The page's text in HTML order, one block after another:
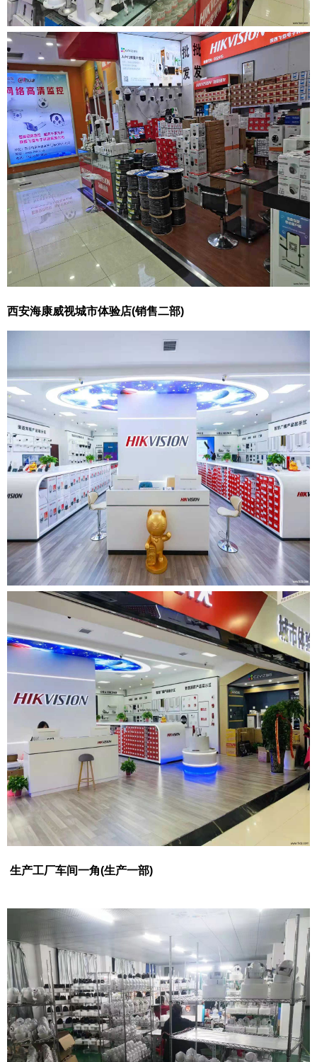
西安海康威视城市体验店(销售二部)
生产工厂车间一角(生产一部)